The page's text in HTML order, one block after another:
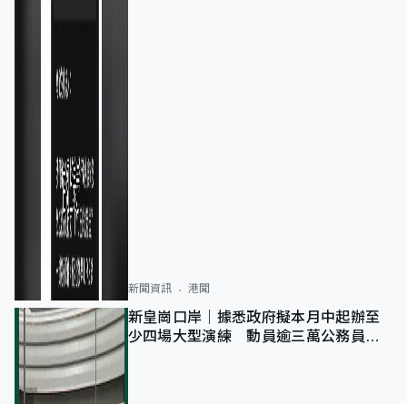
新聞資訊 港聞
新皇崗口岸｜據悉政府擬本月中起辦至
少四場大型演練 動員逾三萬公務員人